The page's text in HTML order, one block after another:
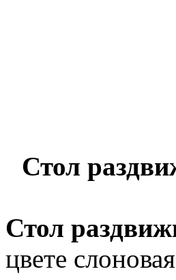
Стол
Стол
цвете